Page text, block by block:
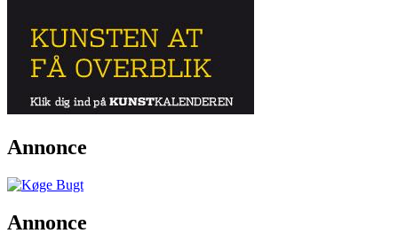
Annonce
Annonce